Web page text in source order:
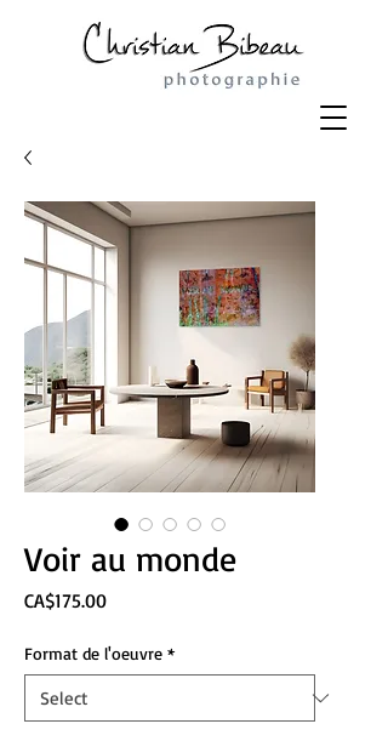
Voir au monde
CA$175.00Price
Format de l'oeuvre *